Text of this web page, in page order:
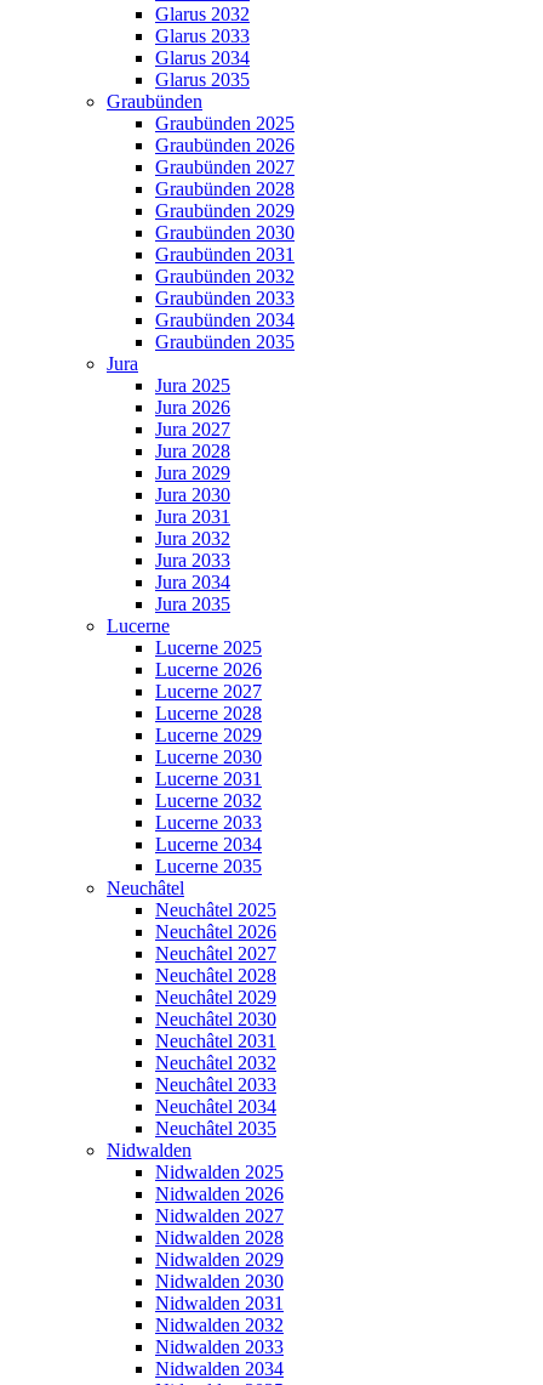
Glarus 2032
Glarus 2033
Glarus 2034
Glarus 2035
Graubünden
Graubünden 2025
Graubünden 2026
Graubünden 2027
Graubünden 2028
Graubünden 2029
Graubünden 2030
Graubünden 2031
Graubünden 2032
Graubünden 2033
Graubünden 2034
Graubünden 2035
Jura
Jura 2025
Jura 2026
Jura 2027
Jura 2028
Jura 2029
Jura 2030
Jura 2031
Jura 2032
Jura 2033
Jura 2034
Jura 2035
Lucerne
Lucerne 2025
Lucerne 2026
Lucerne 2027
Lucerne 2028
Lucerne 2029
Lucerne 2030
Lucerne 2031
Lucerne 2032
Lucerne 2033
Lucerne 2034
Lucerne 2035
Neuchâtel
Neuchâtel 2025
Neuchâtel 2026
Neuchâtel 2027
Neuchâtel 2028
Neuchâtel 2029
Neuchâtel 2030
Neuchâtel 2031
Neuchâtel 2032
Neuchâtel 2033
Neuchâtel 2034
Neuchâtel 2035
Nidwalden
Nidwalden 2025
Nidwalden 2026
Nidwalden 2027
Nidwalden 2028
Nidwalden 2029
Nidwalden 2030
Nidwalden 2031
Nidwalden 2032
Nidwalden 2033
Nidwalden 2034